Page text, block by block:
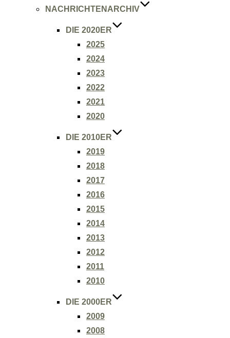
NACHRICHTENARCHIV
DIE 2020ER
2025
2024
2023
2022
2021
2020
DIE 2010ER
2019
2018
2017
2016
2015
2014
2013
2012
2011
2010
DIE 2000ER
2009
2008